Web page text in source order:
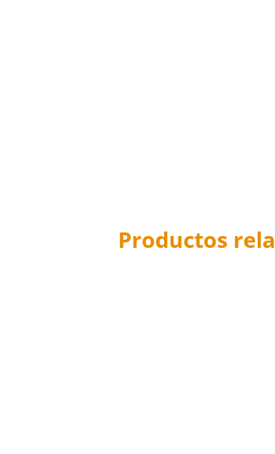
Productos